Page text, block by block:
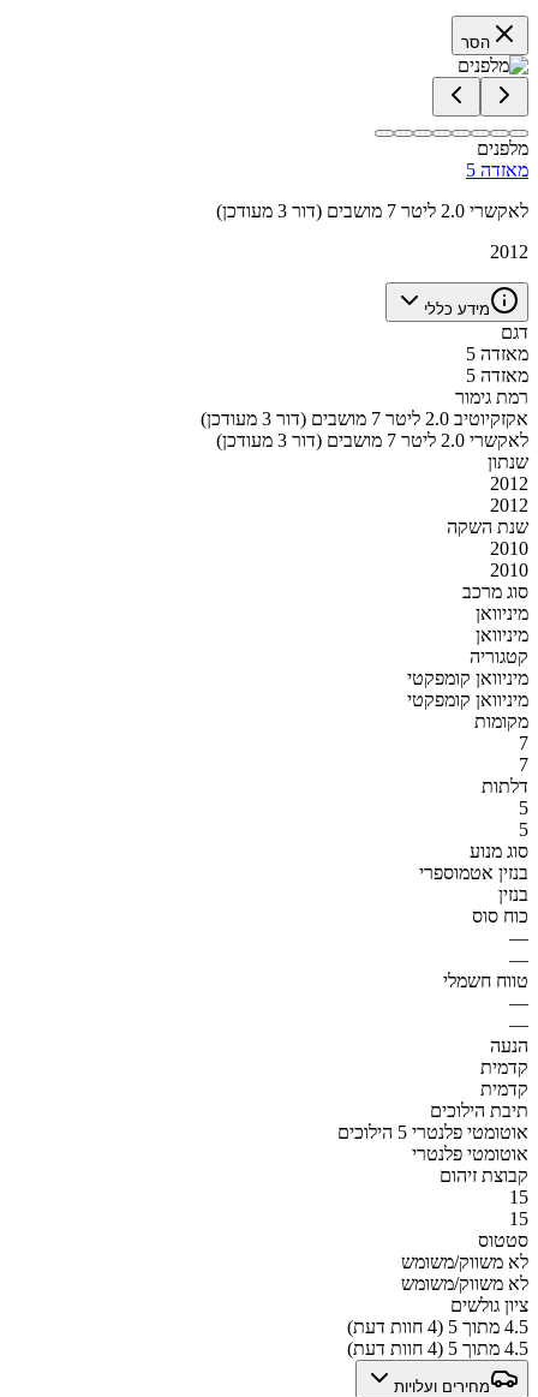
הסר
מלפנים
מאזדה 5
לאקשרי 2.0 ליטר 7 מושבים (דור 3 מעודכן)
2012
מידע כללי
דגם
מאזדה 5
מאזדה 5
רמת גימור
אקזקיוטיב 2.0 ליטר 7 מושבים (דור 3 מעודכן)
לאקשרי 2.0 ליטר 7 מושבים (דור 3 מעודכן)
שנתון
2012
2012
שנת השקה
2010
2010
סוג מרכב
מיניוואן
מיניוואן
קטגוריה
מיניוואן קומפקטי
מיניוואן קומפקטי
מקומות
7
7
דלתות
5
5
סוג מנוע
בנזין אטמוספרי
בנזין
כוח סוס
—
—
טווח חשמלי
—
—
הנעה
קדמית
קדמית
תיבת הילוכים
אוטומטי פלנטרי 5 הילוכים
אוטומטי פלנטרי
קבוצת זיהום
15
15
סטטוס
לא משווק/משומש
לא משווק/משומש
ציון גולשים
4.5 מתוך 5 (4 חוות דעת)
4.5 מתוך 5 (4 חוות דעת)
מחירים ועלויות